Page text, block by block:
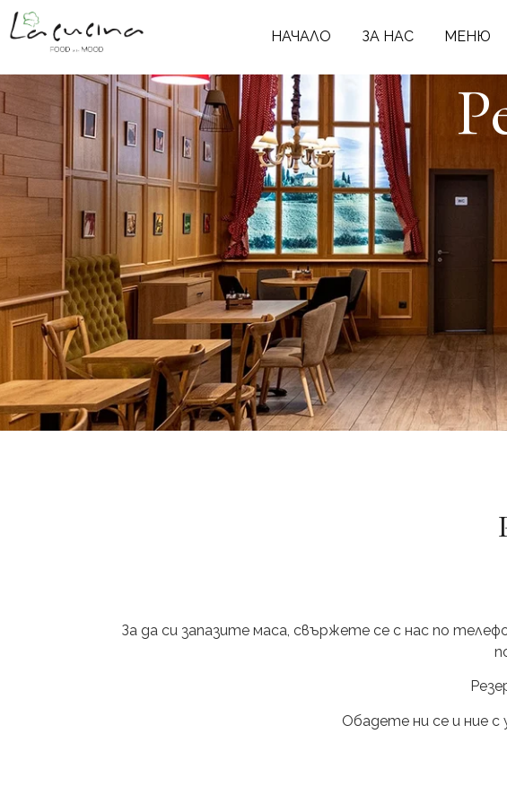
НАЧАЛО ЗА НАС МЕНЮ
За да си запазите маса, свържете се с нас по
Обадете ни се и ние